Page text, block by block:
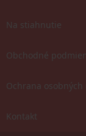
Na stiahnutie
Obchodné
Ochrana osobných
Kontakt